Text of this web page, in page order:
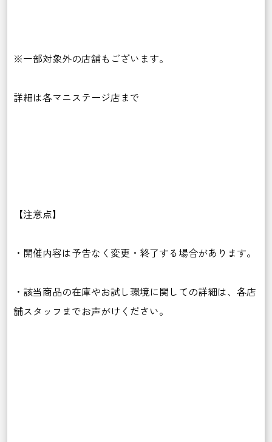
※一部対象外の店舗もございます。
詳細は各マニステージ店まで
【注意点】
・開催内容は予告なく変更・終了する場合があります。
・該当商品の在庫やお試し環境に関しての詳細は、各店
舗スタッフまでお声がけください。